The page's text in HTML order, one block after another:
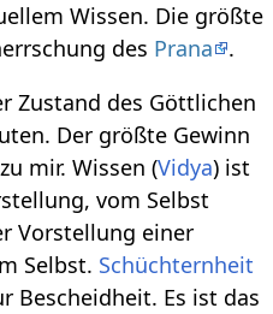
Wissen. Die größte
des Prana
.
Zustand des Göttlichen
Der größte Gewinn
zu mir. Wissen (Vidya) ist
vom Selbst
Vorstellung einer
Selbst. Schüchternheit
Bescheidheit. Es ist das